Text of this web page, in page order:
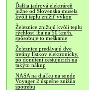
Ďalšia jadrová elektráreň
južne od Slovenska musela
kvôli teplu znížiť výkon
Železnice znižujú kvôli teplu
rýchlosť iba na 50 km/h,
spôsobuje to meškanie
Železnice predávajú dve
tretiny lístkov elektronicky,
po donútení cestujúcich na
takýto nákup
NASA na diaľku na sonde
Voyager 2 úspešne znížila
spotrebu